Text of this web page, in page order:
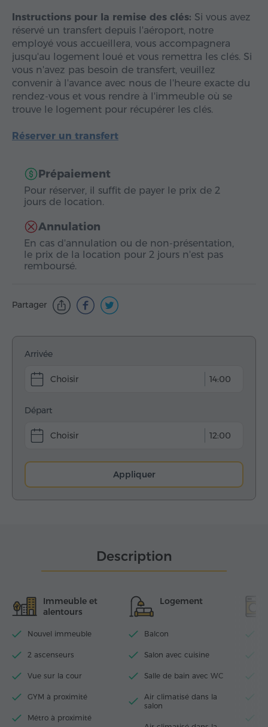
Instructions pour la remise des clés: Si vous avez
réservé un transfert depuis l'aéroport, notre
employé vous accueillera, vous accompagnera
jusqu'au logement loué et vous remettra les clés. Si
vous n'avez pas besoin de transfert, veuillez
convenir à l'avance avec nous de l'heure exacte du
rendez-vous et vous rendre à l'immeuble où se
trouve le logement pour récupérer les clés.
Réserver un transfert
Prépaiement
Pour réserver, il suffit de payer le prix de 2
jours de location.
Annulation
En cas d'annulation ou de non-présentation,
le prix de la location pour 2 jours n'est pas
remboursé.
Partager
Arrivée
14:00
Départ
12:00
Appliquer
Description
Immeuble et
alentours
Nouvel immeuble
2 ascenseurs
Vue sur la cour
GYM à proximité
Métro à proximité
Logement
Balcon
Salon avec cuisine
Salle de bain avec WC
Air climatisé dans la
salon